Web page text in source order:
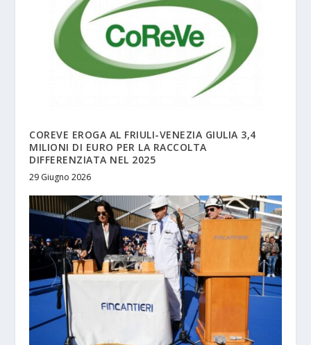
COREVE EROGA AL FRIULI-VENEZIA GIULIA 3,4
MILIONI DI EURO PER LA RACCOLTA
DIFFERENZIATA NEL 2025
29 Giugno 2026